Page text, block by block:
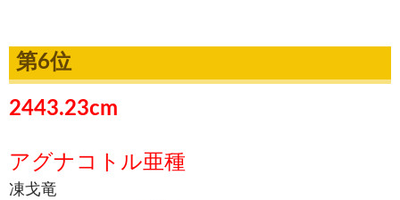
第6位
2443.23cm
アグナコトル亜種
凍戈竜